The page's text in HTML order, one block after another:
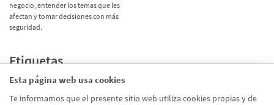
Esta página web usa cookies
Te informamos que el presente sitio web utiliza cookies propias y de
negocio, entender los temas que les
afectan y tomar decisiones con más
seguridad.
Etiquetas
Promociones